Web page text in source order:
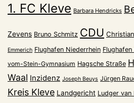
1. FC Kleve Barbara Hendricks
Zevens Bruno Schmitz CDU
Emmerich Flughafen Niederrhein Flughafen
vom-Stein-Gymnasium Hagsche Straße
Waal Inzidenz Joseph Beuys Jürgen
Kreis Kleve Landgericht Ludger van